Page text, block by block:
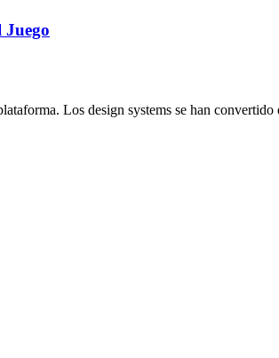
Juego
Los design systems se han